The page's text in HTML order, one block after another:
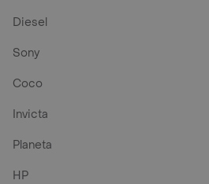
Diesel
Sony
Coco
Invicta
Planeta
HP